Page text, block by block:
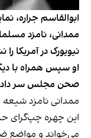
ابوالقاسم جراره،
ممدانی، نامزد
نیویورک در آمریکا
او سپس همراه با
صحن مجلس سر
ممدانی نامزد شیعه
این چهره چپ‌گرای
می‌خواند و مواضع